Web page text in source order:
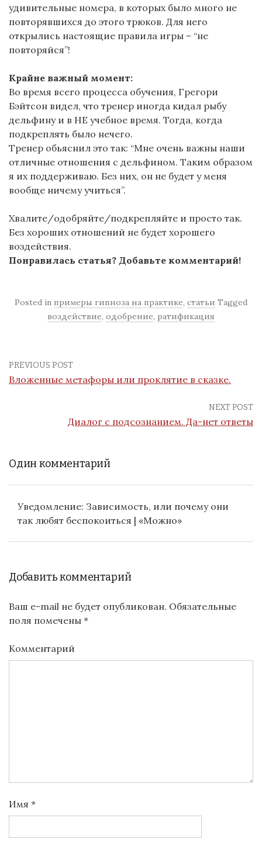
удивительные номера, в которых было много не
повторявшихся до этого трюков. Для него
открылись настоящие правила игры – “не
повторяйся”!
Крайне важный момент:
Во время всего процесса обучения, Грегори
Бэйтсон видел, что тренер иногда кидал рыбу
дельфину и в НЕ учебное время. Тогда, когда
подкреплять было нечего.
Тренер обьяснил это так: “Мне очень важны наши
отличные отношения с дельфином. Таким образом
я их поддерживаю. Без них, он не будет у меня
вообще ничему учиться”.
Хвалите/одобряйте/подкрепляйте и просто так.
Без хороших отношений не будет хорошего
воздействия.
Понравилась статья? Добавьте комментарий!
Posted in примеры гипноза на практике, статьи Tagged
воздействие, одобрение, ратификация
PREVIOUS POST
Вложенные метафоры или проклятие в сказке.
NEXT POST
Диалог с подсознанием. Да-нет ответы
Один комментарий
Уведомление: Зависимость, или почему они
так любят беспокоиться | «Можно»
Добавить комментарий
Ваш e-mail не будет опубликован. Обязательные
поля помечены *
Комментарий
Имя *